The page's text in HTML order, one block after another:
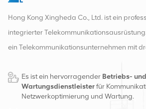
Hong Kong Xingheda Co., Ltd. ist ein
integrierter
ein Telekommunikationsunternehmen mit
das Unternehmen über zwei intelligente
Fabrikvertriebszentren in Changsha und
Es ist ein hervorragender Betriebs- und
Wartungsdienstleisterfür
Netzwerkoptimierung und Wartung.